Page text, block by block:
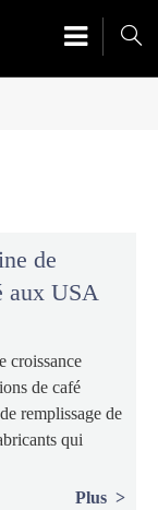

de
aux USA
croissance
de café
remplissage de
qui
Plus